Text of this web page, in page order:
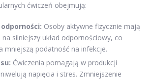
ćwiczeń obejmują:
Osoby aktywne fizycznie mają
silniejszy układ odpornościowy, co
mniejszą podatność na infekcje.
Ćwiczenia pomagają w produkcji
napięcia i stres. Zmniejszenie